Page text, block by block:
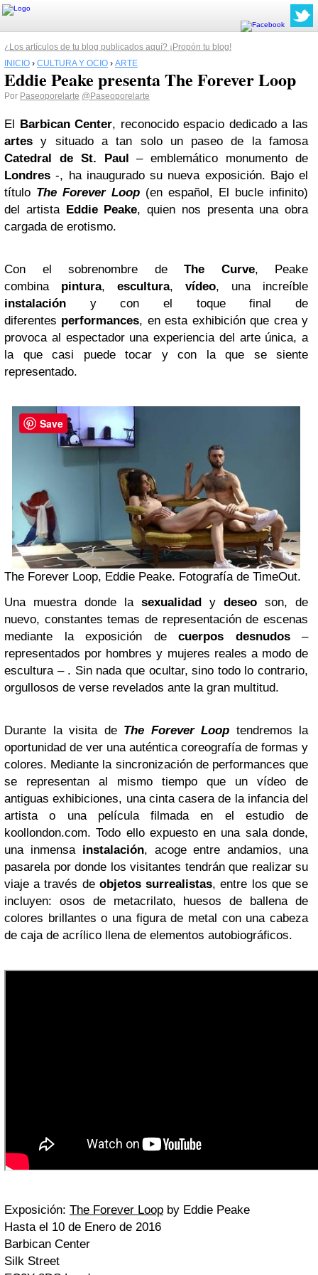
¿Los artículos de tu blog publicados aquí? ¡Propón tu blog!
INICIO › CULTURA Y OCIO › ARTE
Eddie Peake presenta The Forever Loop
Por Paseoporelarte @Paseoporelarte
El Barbican Center, reconocido espacio dedicado a las
artes y situado a tan solo un paseo de la famosa
Catedral de St. Paul – emblemático monumento de
Londres -, ha inaugurado su nueva exposición. Bajo el
título The Forever Loop (en español, El bucle infinito)
del artista Eddie Peake, quien nos presenta una obra
cargada de erotismo.
Con el sobrenombre de The Curve, Peake
combina pintura, escultura, vídeo, una increíble
instalación y con el toque final de
diferentes performances, en esta exhibición que crea y
provoca al espectador una experiencia del arte única, a
la que casi puede tocar y con la que se siente
representado.
The Forever Loop, Eddie Peake. Fotografía de TimeOut.
Una muestra donde la sexualidad y deseo son, de
nuevo, constantes temas de representación de escenas
mediante la exposición de cuerpos desnudos–
representados por hombres y mujeres reales a modo de
escultura – . Sin nada que ocultar, sino todo lo contrario,
orgullosos de verse revelados ante la gran multitud.
Durante la visita de The Forever Loop tendremos la
oportunidad de ver una auténtica coreografía de formas y
colores. Mediante la sincronización de performances que
se representan al mismo tiempo que un vídeo de
antiguas exhibiciones, una cinta casera de la infancia del
artista o una película filmada en el estudio de
koollondon.com. Todo ello expuesto en una sala donde,
una inmensa instalación, acoge entre andamios, una
pasarela por donde los visitantes tendrán que realizar su
viaje a través de objetos surrealistas, entre los que se
incluyen: osos de metacrilato, huesos de ballena de
colores brillantes o una figura de metal con una cabeza
de caja de acrílico llena de elementos autobiográficos.
Exposición: The Forever Loop by Eddie Peake
Hasta el 10 de Enero de 2016
Barbican Center
Silk Street
Save